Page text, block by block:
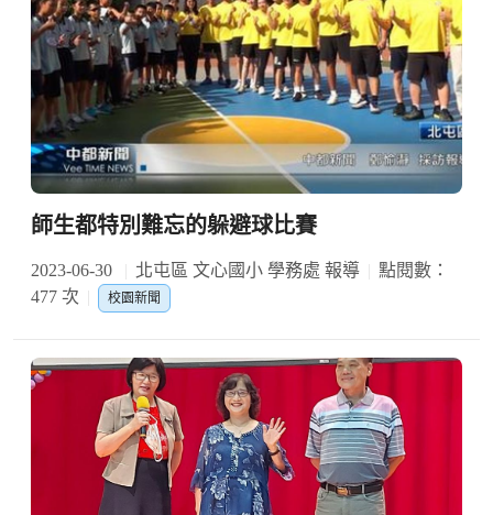
師生都特別難忘的躲避球比賽
2023-06-30 北屯區 文心國小 學務處 報導
點閱數：
477 次
校園新聞